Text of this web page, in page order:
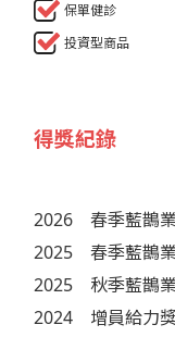
保單健診
投資型商品
得獎紀錄
2026
春季藍鵲
2025
春季藍鵲
2025
秋季藍鵲
2024
增員給力